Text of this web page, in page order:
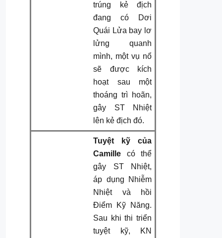
trúng kẻ địch
đang có Dơi
Quái Lửa bay lơ
lửng quanh
mình, một vụ nổ
sẽ được kích
hoạt sau một
thoáng trì hoãn,
gây ST Nhiệt
lên kẻ địch đó.
Tuyệt kỹ của
Camille có thể
gây ST Nhiệt,
áp dụng Nhiễm
Nhiệt và hồi
Điểm Kỹ Năng.
Sau khi thi triển
tuyệt kỹ, KN